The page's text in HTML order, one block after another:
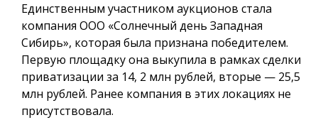
Единственным участником аукционов стала
компания ООО «Солнечный день Западная
Сибирь», которая была признана победителем.
Первую площадку она выкупила в рамках сделки
приватизации за 14, 2 млн рублей, вторые — 25,5
млн рублей. Ранее компания в этих локациях не
присутствовала.